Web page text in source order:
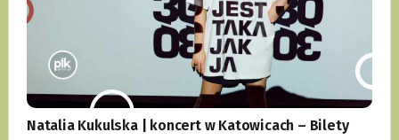
Natalia Kukulska | koncert w Katowicach – Bilety